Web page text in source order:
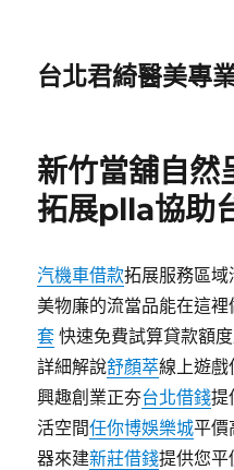
台北君綺醫美專
新竹當舖自然
拓展plla協助
汽機車借款拓展服務區
美物廉的流當品能在這
套 快速免費試算貸款額
詳細解說舒顏萃線上遊戲
興趣創業正夯台北借錢提
活空間任你博娛樂城平價
器來建新莊借錢提供您平